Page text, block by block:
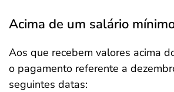
Acima de um salário
Aos que recebem valores acima
o pagamento referente a
seguintes datas: